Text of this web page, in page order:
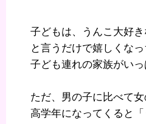
子どもは、うんこ大好き
と言うだけで嬉しくなっ
子ども連れの家族がいっ
ただ、男の子に比べて
高学年になってくると「